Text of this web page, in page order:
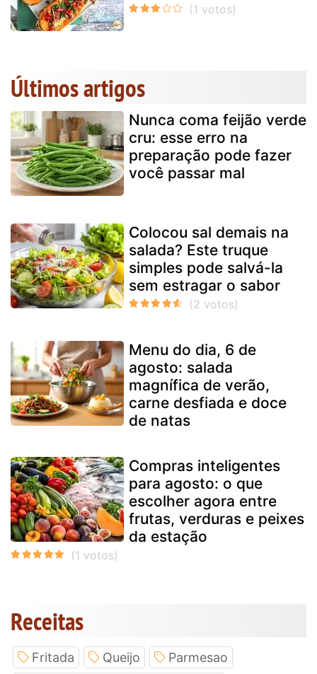
Últimos artigos
Nunca coma feijão verde
cru: esse erro na
preparação pode fazer
você passar mal
Colocou sal demais na
salada? Este truque
simples pode salvá-la
sem estragar o sabor
Menu do dia, 6 de
agosto: salada
magnífica de verão,
carne desfiada e doce
de natas
Compras inteligentes
para agosto: o que
escolher agora entre
frutas, verduras e peixes
da estação
Receitas
Fritada Queijo
Parmesao